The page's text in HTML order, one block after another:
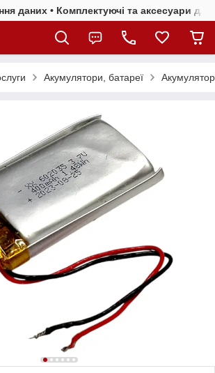
даних • Комплектуючі та аксесуари
Акумулятори, батареї